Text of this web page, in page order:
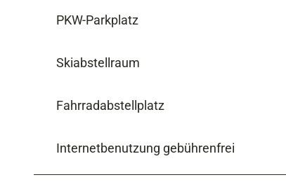
PKW-Parkplatz
Skiabstellraum
Fahrradabstellplatz
Internetbenutzung gebührenfrei